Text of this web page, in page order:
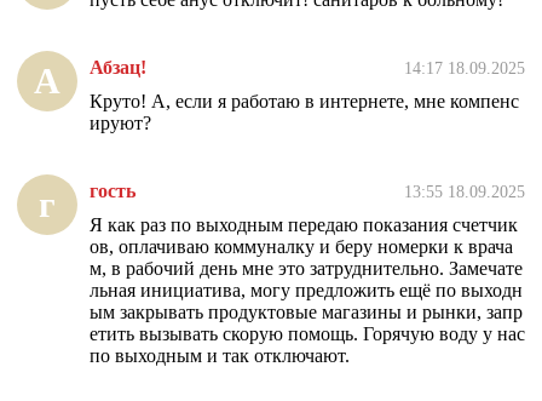
А Абзац! 14:17 18.09.2025
Круто! А, если я работаю в интернете, мне компенс
ируют?
г гость 13:55 18.09.2025
Я как раз по выходным передаю показания счетчик
ов, оплачиваю коммуналку и беру номерки к врача
м, в рабочий день мне это затруднительно. Замечате
льная инициатива, могу предложить ещё по выходн
ым закрывать продуктовые магазины и рынки, запр
етить вызывать скорую помощь. Горячую воду у нас
по выходным и так отключают.